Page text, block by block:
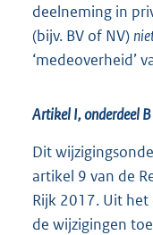
deelneming in
(bijv. BV of NV)
‘medeoverheid’
Artikel I, onderdeel B
Dit
artikel 9 van de
Rijk 2017. Uit
de wijzigingen